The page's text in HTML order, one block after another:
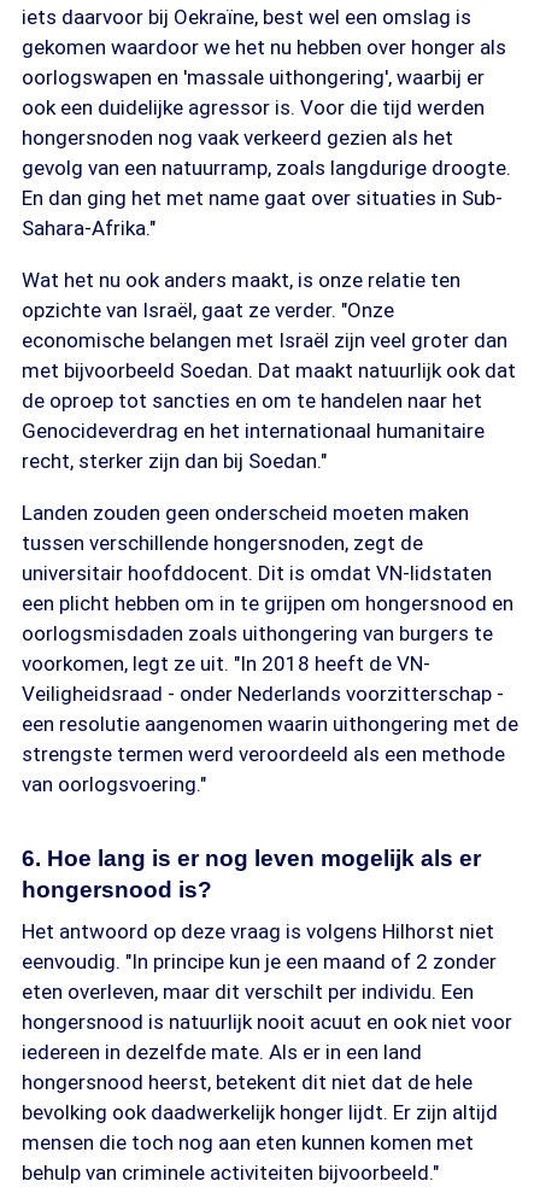
iets daarvoor bij Oekraïne, best wel een omslag is
gekomen waardoor we het nu hebben over honger als
oorlogswapen en 'massale uithongering', waarbij er
ook een duidelijke agressor is. Voor die tijd werden
hongersnoden nog vaak verkeerd gezien als het
gevolg van een natuurramp, zoals langdurige droogte.
En dan ging het met name gaat over situaties in Sub-
Sahara-Afrika."
Wat het nu ook anders maakt, is onze relatie ten
opzichte van Israël, gaat ze verder. "Onze
economische belangen met Israël zijn veel groter dan
met bijvoorbeeld Soedan. Dat maakt natuurlijk ook dat
de oproep tot sancties en om te handelen naar het
Genocideverdrag en het internationaal humanitaire
recht, sterker zijn dan bij Soedan."
Landen zouden geen onderscheid moeten maken
tussen verschillende hongersnoden, zegt de
universitair hoofddocent. Dit is omdat VN-lidstaten
een plicht hebben om in te grijpen om hongersnood en
oorlogsmisdaden zoals uithongering van burgers te
voorkomen, legt ze uit. "In 2018 heeft de VN-
Veiligheidsraad - onder Nederlands voorzitterschap -
een resolutie aangenomen waarin uithongering met de
strengste termen werd veroordeeld als een methode
van oorlogsvoering."
6. Hoe lang is er nog leven mogelijk als er
hongersnood is?
Het antwoord op deze vraag is volgens Hilhorst niet
eenvoudig. "In principe kun je een maand of 2 zonder
eten overleven, maar dit verschilt per individu. Een
hongersnood is natuurlijk nooit acuut en ook niet voor
iedereen in dezelfde mate. Als er in een land
hongersnood heerst, betekent dit niet dat de hele
bevolking ook daadwerkelijk honger lijdt. Er zijn altijd
mensen die toch nog aan eten kunnen komen met
behulp van criminele activiteiten bijvoorbeeld."